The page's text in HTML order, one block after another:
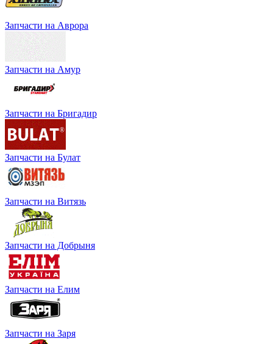
Запчасти на Аврора
Запчасти на Амур
Запчасти на Бригадир
Запчасти на Булат
Запчасти на Витязь
Запчасти на Добрыня
Запчасти на Елим
Запчасти на Заря